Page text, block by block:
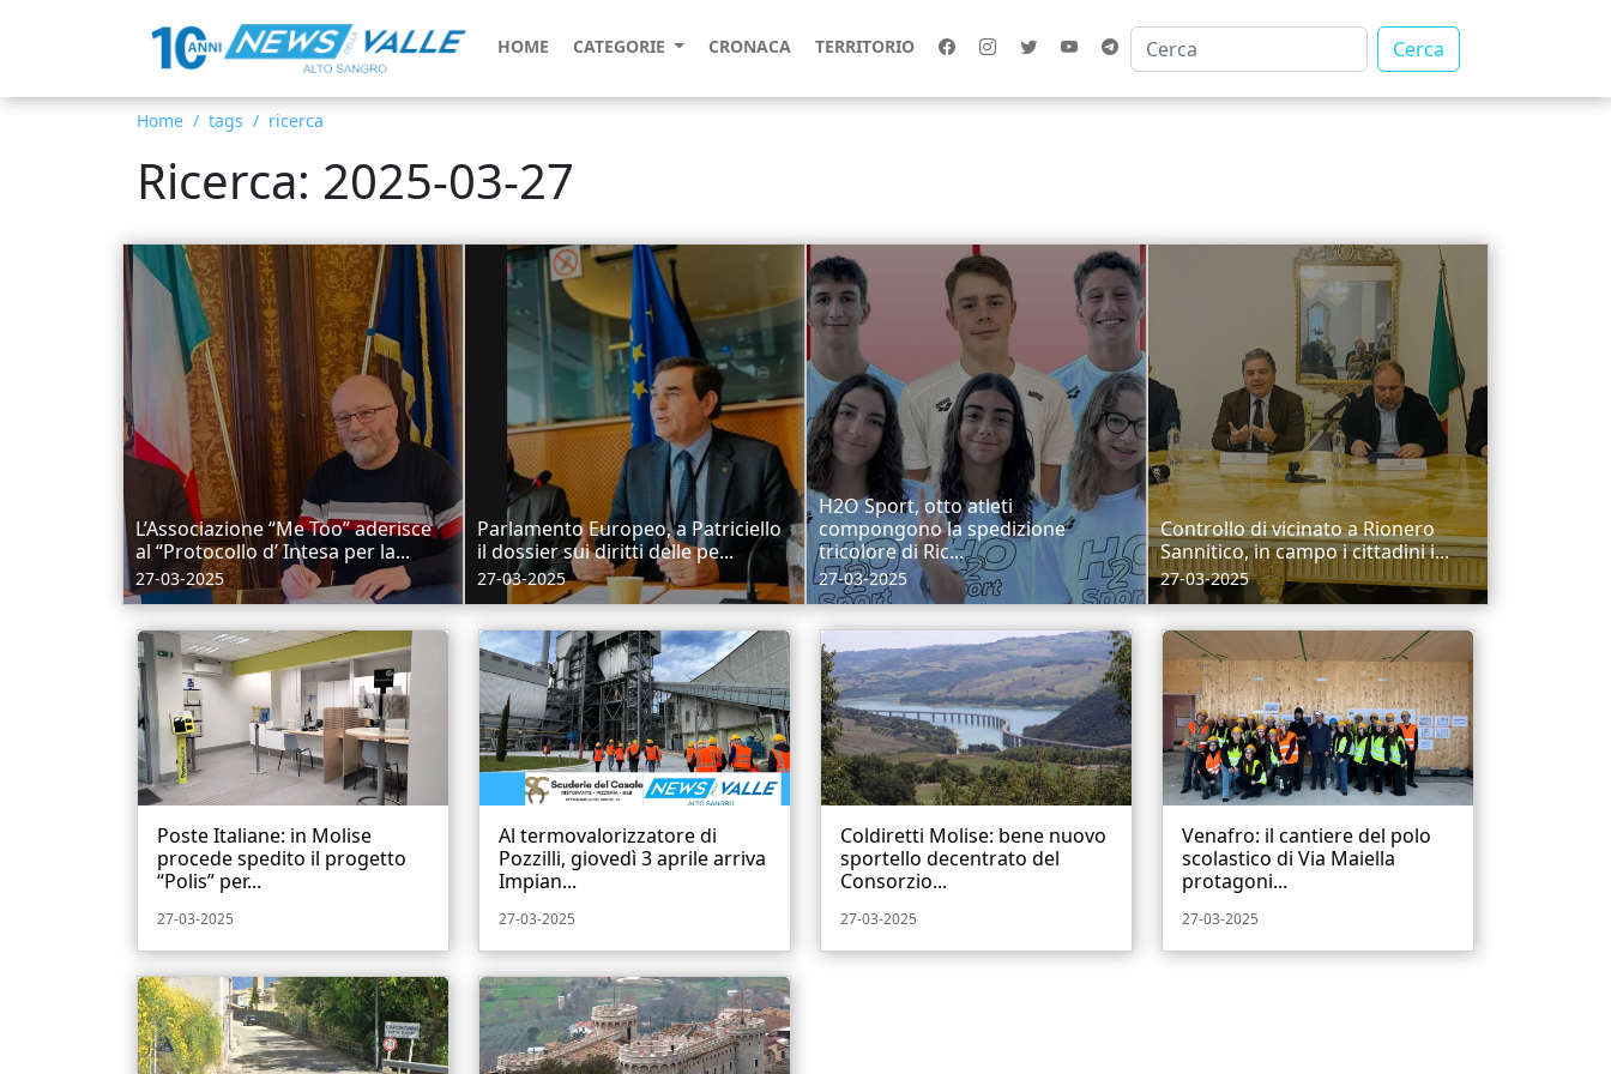
HOME CATEGORIE CRONACA TERRITORIO Cerca
Home tags ricerca
Ricerca: 2025-03-27
L’Associazione “Me Too” aderisce
al “Protocollo d’ Intesa per la...
27-03-2025
Parlamento Europeo, a Patriciello
il dossier sui diritti delle pe...
27-03-2025
H2O Sport, otto atleti
compongono la spedizione
tricolore di Ric...
27-03-2025
Controllo di vicinato a Rionero
Sannitico, in campo i cittadini i...
27-03-2025
Poste Italiane: in Molise
procede spedito il progetto
“Polis” per...
27-03-2025
Al termovalorizzatore di
Pozzilli, giovedì 3 aprile arriva
Impian...
27-03-2025
Coldiretti Molise: bene nuovo
sportello decentrato del
Consorzio...
27-03-2025
Venafro: il cantiere del polo
scolastico di Via Maiella
protagoni...
27-03-2025